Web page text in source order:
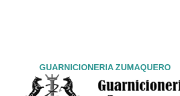
GUARNICIONERIA ZUMAQUERO